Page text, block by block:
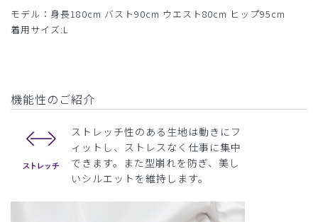
モデル：身長180cm バスト90cm ウエスト80cm ヒップ95cm
着用サイズ:L
機能性のご紹介
ストレッチ性のある生地は動きにフ
ィットし、ストレスなく仕事に集中
できます。また型崩れを防ぎ、美し
いシルエットを維持します。